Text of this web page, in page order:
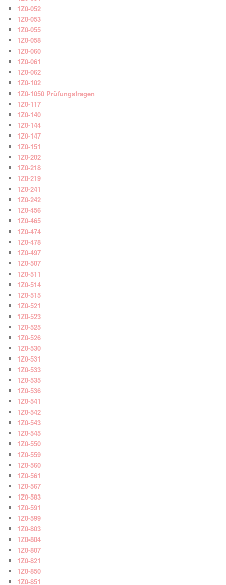
1Z0-052
1Z0-053
1Z0-055
1Z0-058
1Z0-060
1Z0-061
1Z0-062
1Z0-102
1Z0-1050 Prüfungsfragen
1Z0-117
1Z0-140
1Z0-144
1Z0-147
1Z0-151
1Z0-202
1Z0-218
1Z0-219
1Z0-241
1Z0-242
1Z0-456
1Z0-465
1Z0-474
1Z0-478
1Z0-497
1Z0-507
1Z0-511
1Z0-514
1Z0-515
1Z0-521
1Z0-523
1Z0-525
1Z0-526
1Z0-530
1Z0-531
1Z0-533
1Z0-535
1Z0-536
1Z0-541
1Z0-542
1Z0-543
1Z0-545
1Z0-550
1Z0-559
1Z0-560
1Z0-561
1Z0-567
1Z0-583
1Z0-591
1Z0-599
1Z0-803
1Z0-804
1Z0-807
1Z0-821
1Z0-850
1Z0-851